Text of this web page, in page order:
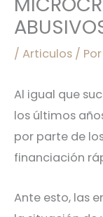
/ Articulos / Por
Al igual que
los últimos
por parte de
financiación
Ante esto, las